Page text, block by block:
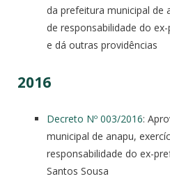
da prefeitura municipal de
de responsabilidade do
e dá outras providências
2016
Decreto Nº 003/2016:
municipal de anapu,
responsabilidade do ex-
Santos Sousa